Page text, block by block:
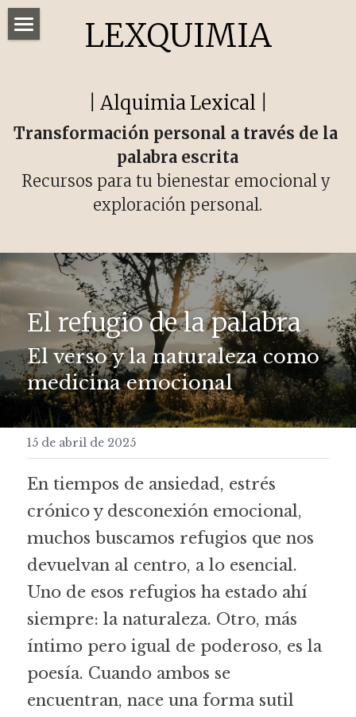
LEXQUIMIA
AlquimiaLexical
Transformación personal a través de la
palabra escrita
Recursos para tu bienestar emocional y
exploración personal.
Recursos
Talleres
Reto de escritura
El refugio de la palabra
El verso y la naturaleza como
medicina emocional
15 de abril de 2025
En tiempos de ansiedad, estrés
crónico y desconexión emocional,
muchos buscamos refugios que nos
devuelvan al centro, a lo esencial.
Uno de esos refugios ha estado ahí
siempre: la naturaleza. Otro, más
íntimo pero igual de poderoso, es la
poesía. Cuando ambos se
encuentran, nace una forma sutil